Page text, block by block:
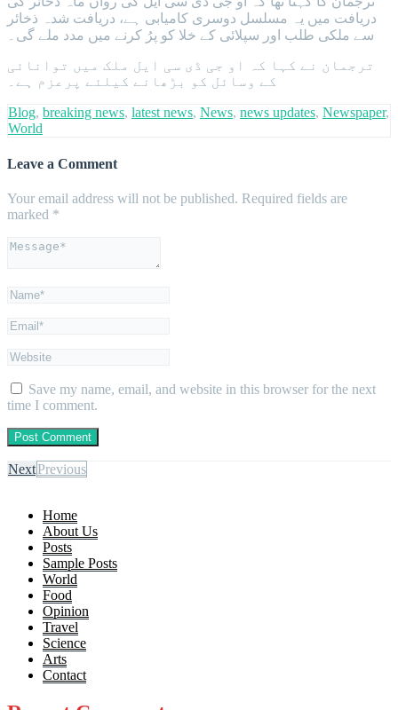
دریافت میں یہ مسلسل دوسری کامیابی ہے، دریافت شدہ ذخائر
سے ملکی طلب اور سپلائی کے خلا کو پرُ کرنے میں مدد ملے گی۔
ترجمان نے کہا کہ او جی ڈی سی ایل ملک میں توانائی
کے وسائل کو بڑھانے کیلئے پرعزم ہے۔
Blog, breaking news, latest news, News, news updates, Newspaper,
World
Leave a Comment
Your email address will not be published. Required fields are
marked *
Save my name, email, and website in this browser for the next
time I comment.
NextPrevious
Home
About Us
Posts
Sample Posts
World
Food
Opinion
Travel
Science
Arts
Contact